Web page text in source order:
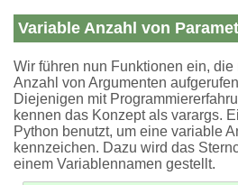
Variable Anzahl von
Wir führen nun Funktionen ein,
Anzahl von Argumenten
Diejenigen mit
kennen das Konzept als varargs.
Python benutzt, um eine variable
kennzeichen. Dazu wird das
einem Variablennamen gestellt.